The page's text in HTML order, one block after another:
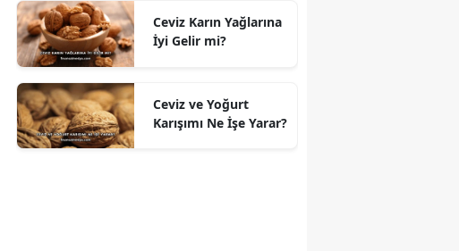
Ceviz Karın Yağlarına
İyi Gelir mi?
Ceviz ve Yoğurt
Karışımı Ne İşe Yarar?